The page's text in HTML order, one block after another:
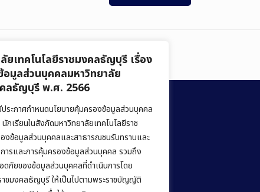
ยเทคโนโลยีราชมงคลธัญบุรี เรื่อง
อมูลส่วนบุคคลมหาวิทยาลัย
คลธัญบุรี พ.ศ. 2566
ประกาศกำหนดนโยบายคุ้มครองข้อมูลส่วนบุคคล
กเรียนในสังกัดมหาวิทยาลัยเทคโนโลยีราช
งข้อมูลส่วนบุคคลและสาธารณชนรับทราบและ
การและการคุ้มครองข้อมูลส่วนบุคคล รวมถึง
ดภัยของข้อมูลส่วนบุคคลที่ดำเนินการโดย
าชมงคลธัญบุรี ให้เป็นไปตามพระราชบัญญัติ
าชมงคลธัญบุรี